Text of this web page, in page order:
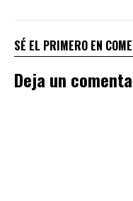
SÉ EL PRIMERO EN
Deja un